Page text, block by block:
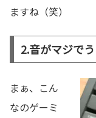
ますね（笑）
2.音がマジで
まぁ、こん
なのゲーミ